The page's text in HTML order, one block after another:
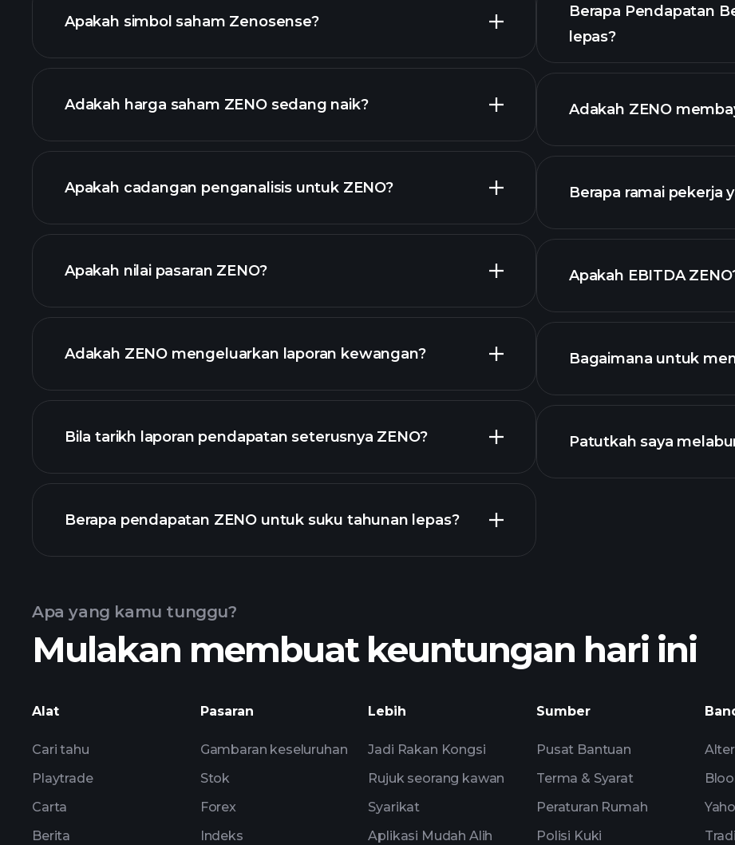
grafik lanjutan
Apakah simbol saham Zenosense?
Adakah harga saham ZENO sedang naik?
grafik ZENO
Apakah cadangan penganalisis untuk ZENO?
Apakah nilai pasaran ZENO?
senarai saham kami
Adakah ZENO mengeluarkan laporan kewangan?
kewangan ZENO
Bila tarikh laporan pendapatan seterusnya ZENO?
Berapa pendapatan ZENO untuk suku tahunan lepas?
laporan kewangan
Berapa Pendapatan
lepas?
Adakah ZENO
Berapa ramai pekerja
Apakah EBITDA
Bagaimana untuk
Patutkah saya
Watchlists
Portfolia
Apa yang kamu tunggu?
Mulakan membuat keuntungan hari ini
Alat
Cari tahu
Playtrade
Carta
Berita
Pasaran
Gambaran keseluruhan
Stok
Forex
Indeks
Lebih
Jadi Rakan Kongsi
Rujuk seorang kawan
Syarikat
Aplikasi Mudah Alih
Sumber
Pusat Bantuan
Terma & Syarat
Peraturan Rumah
Polisi Kuki